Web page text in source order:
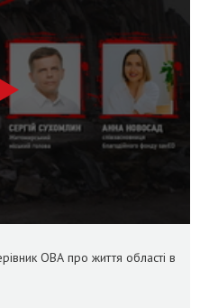
ОВА про життя області в